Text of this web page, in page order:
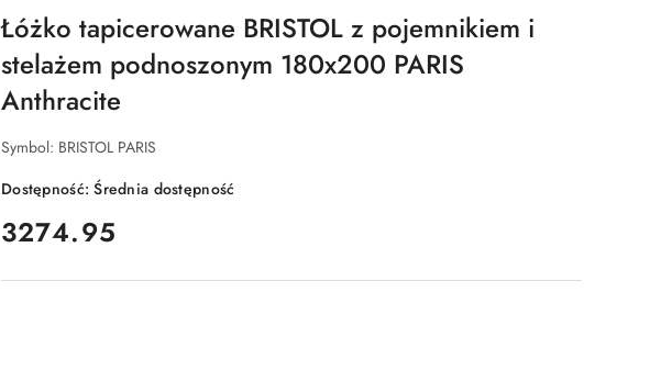
Łóżko tapicerowane BRISTOL z pojemnikiem i
stelażem podnoszonym 180x200 PARIS
Anthracite
Symbol: BRISTOL PARIS
Dostępność:Średnia dostępność
cena:
3274.95